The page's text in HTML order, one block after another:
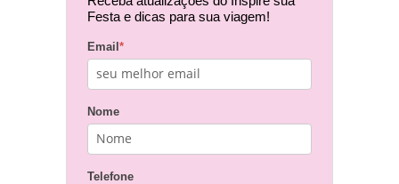
Festa e dicas para sua viagem!
Email *
Nome
Telefone